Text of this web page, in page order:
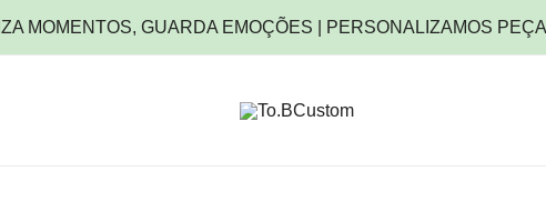
MOMENTOS, GUARDA EMOÇÕES | PERSONALIZAMOS